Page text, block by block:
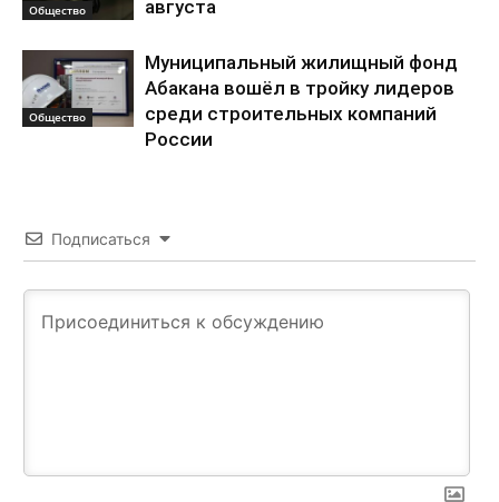
Общество
августа
Общество
Муниципальный жилищный фонд
Абакана вошёл в тройку лидеров
среди строительных компаний
России
Подписаться